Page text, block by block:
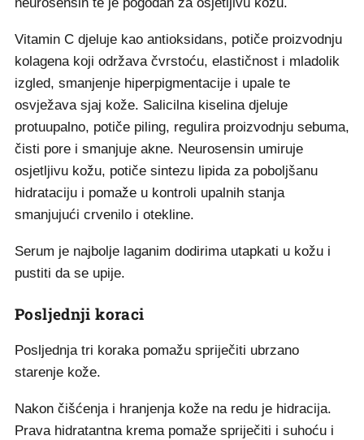
neurosensin te je pogodan za osjetljivu kožu.
Vitamin C djeluje kao antioksidans, potiče proizvodnju
kolagena koji održava čvrstoću, elastičnost i mladolik
izgled, smanjenje hiperpigmentacije i upale te
osvježava sjaj kože. Salicilna kiselina djeluje
protuupalno, potiče piling, regulira proizvodnju sebuma,
čisti pore i smanjuje akne. Neurosensin umiruje
osjetljivu kožu, potiče sintezu lipida za poboljšanu
hidrataciju i pomaže u kontroli upalnih stanja
smanjujući crvenilo i otekline.
Serum je najbolje laganim dodirima utapkati u kožu i
pustiti da se upije.
Posljednji koraci
Posljednja tri koraka pomažu spriječiti ubrzano
starenje kože.
Nakon čišćenja i hranjenja kože na redu je hidracija.
Prava hidratantna krema pomaže spriječiti i suhoću i